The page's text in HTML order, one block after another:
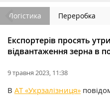
Логістика Переробка
Експортерів просять
відвантаження зерна в
9 травня 2023, 11:38
В АТ «Укрзалізниця»